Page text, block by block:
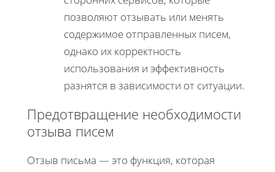
позволяют отзывать или менять
содержимое отправленных писем,
однако их корректность
использования и эффективность
разнятся в зависимости от ситуации.
Предотвращение необходимости
отзыва писем
Отзыв письма — это функция, которая